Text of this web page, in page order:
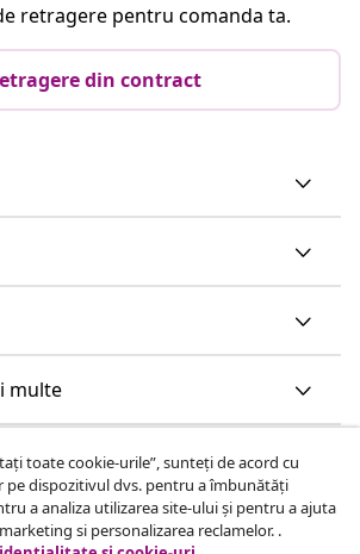
retragere pentru comanda ta.
din contract
multe
toate cookie-urile”, sunteți de acord cu
pe dispozitivul dvs. pentru a îmbunătăți
a analiza utilizarea site-ului și pentru a ajuta
si personalizarea reclamelor. .